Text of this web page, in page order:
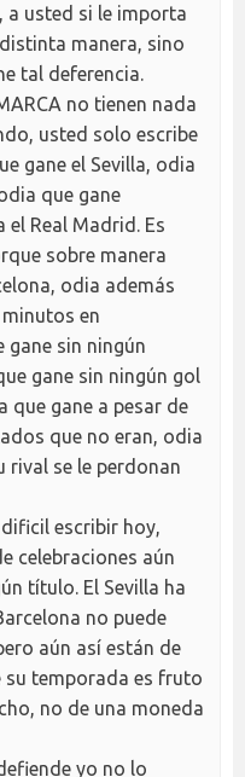
a usted si le importa
manera, sino
tal deferencia.
no tienen nada
usted solo escribe
gane el Sevilla, odia
que gane
el Real Madrid. Es
sobre manera
odia además
en
sin ningún
gane sin ningún gol
que gane a pesar de
que no eran, odia
rival se le perdonan
escribir hoy,
celebraciones aún
título. El Sevilla ha
no puede
aún así están de
su temporada es fruto
no de una moneda
yo no lo